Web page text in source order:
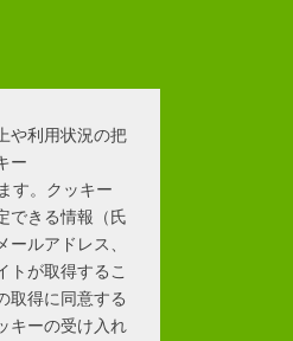
や利用状況の把
ー
す。クッキー
できる情報（氏
ルアドレス、
トが取得するこ
取得に同意する
キーの受け入れ